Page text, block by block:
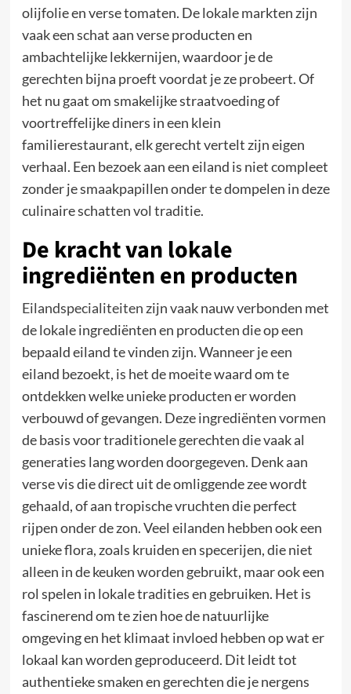
olijfolie en verse tomaten. De lokale markten zijn
vaak een schat aan verse producten en
ambachtelijke lekkernijen, waardoor je de
gerechten bijna proeft voordat je ze probeert. Of
het nu gaat om smakelijke straatvoeding of
voortreffelijke diners in een klein
familierestaurant, elk gerecht vertelt zijn eigen
verhaal. Een bezoek aan een eiland is niet compleet
zonder je smaakpapillen onder te dompelen in deze
culinaire schatten vol traditie.
De kracht van lokale
ingrediënten en producten
Eilandspecialiteiten zijn vaak nauw verbonden met
de lokale ingrediënten en producten die op een
bepaald eiland te vinden zijn. Wanneer je een
eiland bezoekt, is het de moeite waard om te
ontdekken welke unieke producten er worden
verbouwd of gevangen. Deze ingrediënten vormen
de basis voor traditionele gerechten die vaak al
generaties lang worden doorgegeven. Denk aan
verse vis die direct uit de omliggende zee wordt
gehaald, of aan tropische vruchten die perfect
rijpen onder de zon. Veel eilanden hebben ook een
unieke flora, zoals kruiden en specerijen, die niet
alleen in de keuken worden gebruikt, maar ook een
rol spelen in lokale tradities en gebruiken. Het is
fascinerend om te zien hoe de natuurlijke
omgeving en het klimaat invloed hebben op wat er
lokaal kan worden geproduceerd. Dit leidt tot
authentieke smaken en gerechten die je nergens